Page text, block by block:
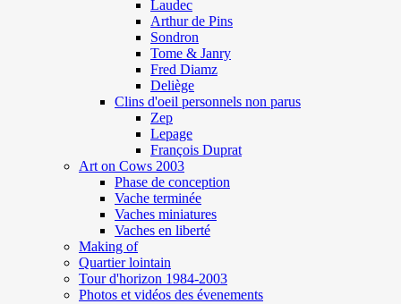
Laudec
Arthur de Pins
Sondron
Tome & Janry
Fred Diamz
Deliège
Clins d'oeil personnels non parus
Zep
Lepage
François Duprat
Art on Cows 2003
Phase de conception
Vache terminée
Vaches miniatures
Vaches en liberté
Making of
Quartier lointain
Tour d'horizon 1984-2003
Photos et vidéos des évenements